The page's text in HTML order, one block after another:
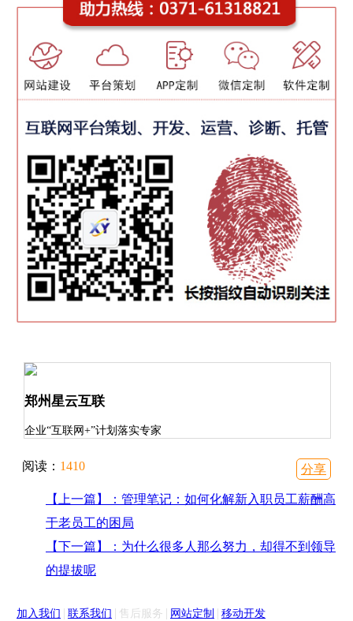
郑州星云互联
企业“互联网+”计划落实专家
阅读： 1410 分享
【上一篇】：管理笔记：如何化解新入职员工薪酬高
于老员工的困局
【下一篇】：为什么很多人那么努力，却得不到领导
的提拔呢
加入我们 | 联系我们 | 售后服务 | 网站定制 | 移动开发